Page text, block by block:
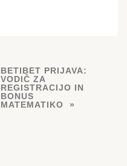
BETIBET PRIJAVA:
VODIČ ZA
REGISTRACIJO IN
BONUS
MATEMATIKO